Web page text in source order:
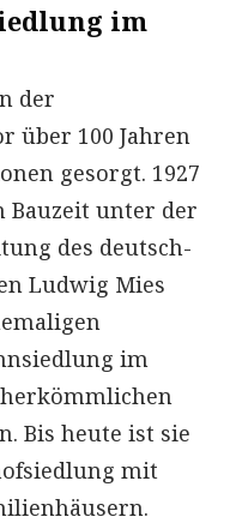
im
der
über 100 Jahren
gesorgt. 1927
Bauzeit unter der
des deutsch-
Ludwig Mies
im
Bis heute ist sie
mit